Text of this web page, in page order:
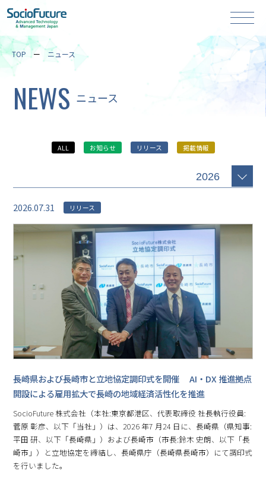
TOP ニュース
NEWS ニュース
ALL お知らせ リリース 掲載情報
2026.07.31 リリース
⾧崎県および⾧崎市と立地協定調印式を開催 AI・DX 推進拠点
開設による雇用拡大で⾧崎の地域経済活性化を推進
SocioFuture 株式会社（本社:東京都港区、代表取締役 社⾧執行役員:
菅原 彰彦、以下「当社」）は、2026 年7 月24 日に、⾧崎県（県知事:
平田 研、以下「⾧崎県」）および⾧崎市（市⾧:鈴木 史朗、以下「⾧
崎市」）と立地協定を締結し、⾧崎県庁（⾧崎県⾧崎市）にて調印式
を行いました。